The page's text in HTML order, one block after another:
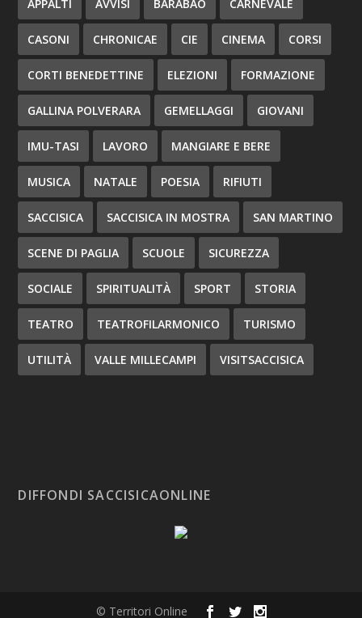
APPALTI AVVISI BARABAO CARNEVALE
CASONI CHRONICAE CIE CINEMA CORSI
CORTI BENEDETTINE ELEZIONI FORMAZIONE
GALLINA POLVERARA GEMELLAGGI GIOVANI
IMU-TASI LAVORO MANGIARE E BERE
MUSICA NATALE POESIA RIFIUTI
SACCISICA SACCISICA IN MOSTRA SAN MARTINO
SCENE DI PAGLIA SCUOLE SICUREZZA
SOCIALE SPIRITUALITÀ SPORT STORIA
TEATRO TEATROFILARMONICO TURISMO
UTILITÀ VALLE MILLECAMPI VISITSACCISICA
DIFFONDI SACCISICAONLINE
© Territori Online